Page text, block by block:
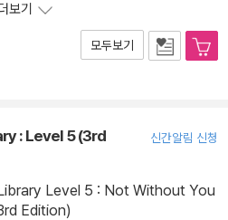
보기
모두보기
: Level 5 (3rd
신간알림 신청
Level 5 : Not Without You
Edition)